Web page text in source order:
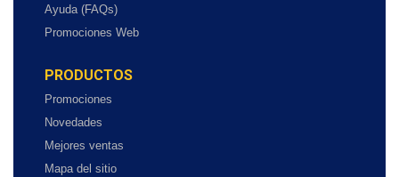
Ayuda (FAQs)
Promociones Web
PRODUCTOS
Promociones
Novedades
Mejores ventas
Mapa del sitio